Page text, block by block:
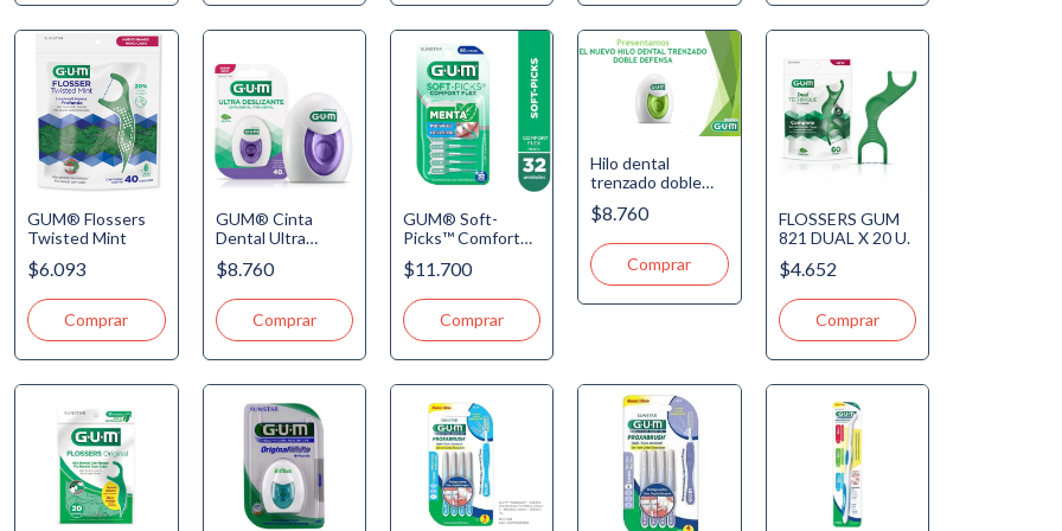
GUM® Flossers
Twisted Mint
$6.093
GUM® Cinta
Dental Ultra
Deslizante - 2006
$8.760
GUM® Soft-
Picks™ Comfort
Flex Mint x 32u
$11.700
Hilo dental
trenzado doble
defensa Gum (
ART. 2008)
$8.760
FLOSSERS GUM
821 DUAL X 20 U.
$4.652